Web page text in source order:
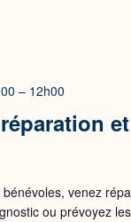
– 12h00
bénévoles, venez
ou prévoyez